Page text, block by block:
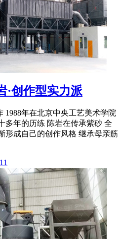
·创作型实力派
1988年在北京中央工艺美术学院
多年的历练 陈岩在传承紫砂 全
形成自己的创作风格 继承母亲筋